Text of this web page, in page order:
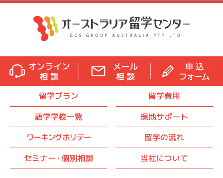
留学プラン
留学費用
語学学校一覧
現地サポート
ワーキングホリデー
留学の流れ
セミナー・ 個別相談 当社について